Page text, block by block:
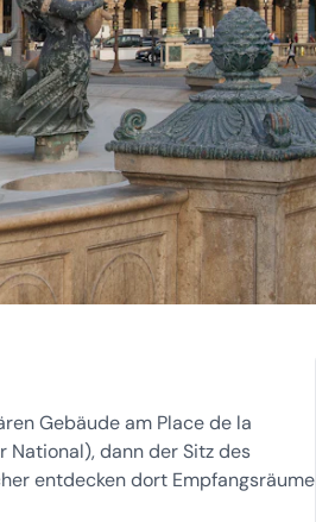
Gebäude am Place de la
National), dann der Sitz des
entdecken dort Empfangsräume